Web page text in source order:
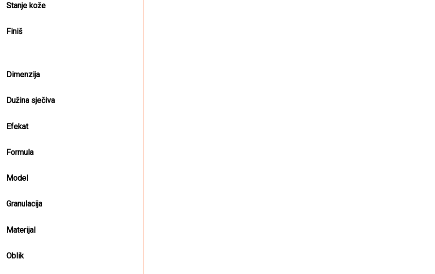
Stanje kože
Finiš
Dimenzija
Dužina sječiva
Efekat
Formula
Model
Granulacija
Materijal
Oblik